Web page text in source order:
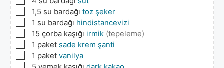
▢1,5 su bardağı toz şeker
▢1 su bardağı hindistancevizi
▢15 çorba kaşığı irmik (tepeleme)
▢1 paket sade krem şanti
▢1 paket vanilya
▢
5 yemek kaşığı dark kakao